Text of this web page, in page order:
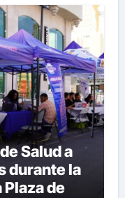
Salud a
durante la
Plaza de